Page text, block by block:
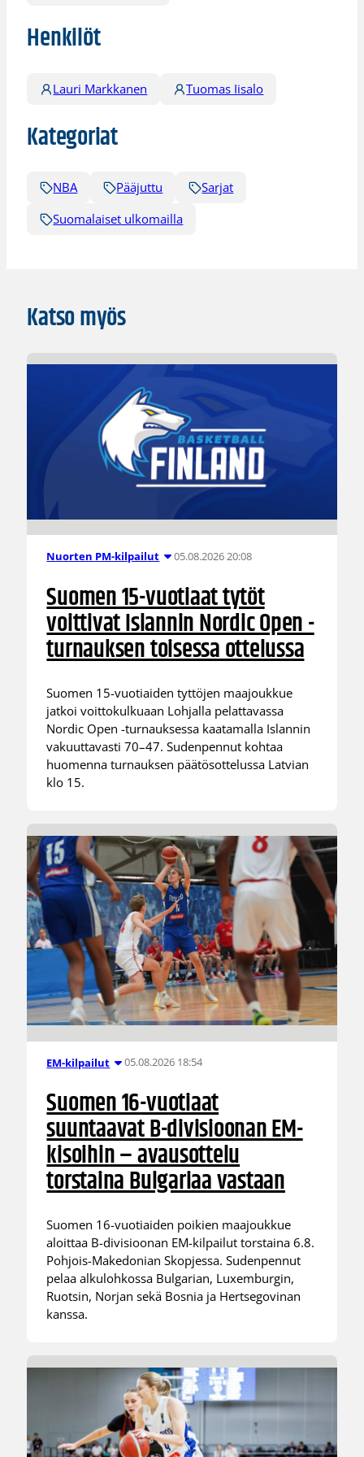
Henkilöt
Lauri Markkanen Tuomas Iisalo
Kategoriat
NBA Pääjuttu
Sarjat
Suomalaiset ulkomailla
Katso myös
Nuorten PM-kilpailut 05.08.2026 20:08
Suomen 15-vuotiaat tytöt
voittivat Islannin Nordic Open -
turnauksen toisessa ottelussa
Suomen 15-vuotiaiden tyttöjen maajoukkue
jatkoi voittokulkuaan Lohjalla pelattavassa
Nordic Open -turnauksessa kaatamalla Islannin
vakuuttavasti 70–47. Sudenpennut kohtaa
huomenna turnauksen päätösottelussa Latvian
klo 15.
EM-kilpailut 05.08.2026 18:54
Suomen 16-vuotiaat
suuntaavat B-divisioonan EM-
kisoihin – avausottelu
torstaina Bulgariaa vastaan
Suomen 16-vuotiaiden poikien maajoukkue
aloittaa B-divisioonan EM-kilpailut torstaina 6.8.
Pohjois-Makedonian Skopjessa. Sudenpennut
pelaa alkulohkossa Bulgarian, Luxemburgin,
Ruotsin, Norjan sekä Bosnia ja Hertsegovinan
kanssa.